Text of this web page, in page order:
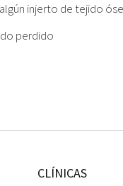
injerto de tejido
perdido
CLÍNICAS